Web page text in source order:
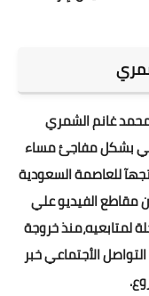
غانم الشمري
بشكل مفاجئ مساء
للعاصمة السعودية
مقاطع الفيديو علي
لمتابعيه،منذ خروجة
الأجتماعي خبر